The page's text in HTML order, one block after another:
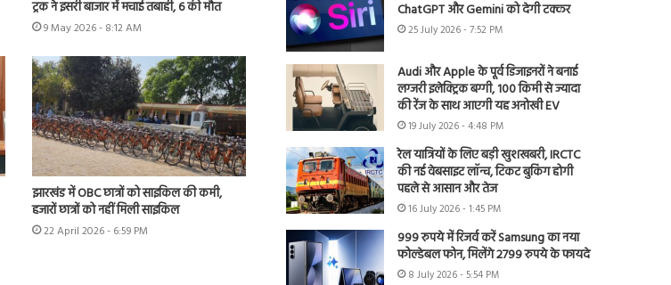
ट्रक ने इसरी बाजार में मचाई तबाही, 6 की मौत
9 May 2026 - 8:12 AM
झारखंड में OBC छात्रों को साइकिल की कमी,
हजारों छात्रों को नहीं मिली साइकिल
22 April 2026 - 6:59 PM
ChatGPT और Gemini को देगी टक्कर
25 July 2026 - 7:52 PM
Audi और Apple के पूर्व डिजाइनरों ने बनाई
लग्जरी इलेक्ट्रिक बग्गी, 100 किमी से ज्यादा
की रेंज के साथ आएगी यह अनोखी EV
19 July 2026 - 4:48 PM
रेल यात्रियों के लिए बड़ी खुशखबरी, IRCTC
की नई वेबसाइट लॉन्च, टिकट बुकिंग होगी
पहले से आसान और तेज
16 July 2026 - 1:45 PM
999 रुपये में रिजर्व करें Samsung का नया
फोल्डेबल फोन, मिलेंगे 2799 रुपये के फायदे
8 July 2026 - 5:54 PM